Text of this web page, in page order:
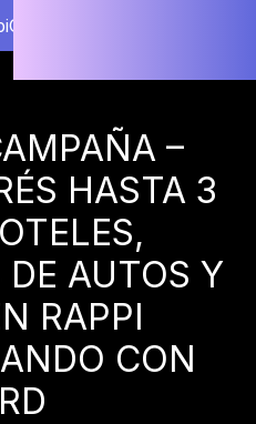
–
HASTA 3
DE AUTOS Y
RAPPI
CON